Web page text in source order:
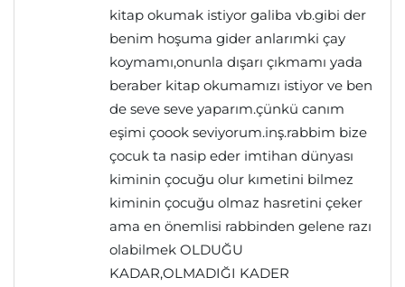
kitap okumak istiyor galiba vb.gibi der
benim hoşuma gider anlarımki çay
koymamı,onunla dışarı çıkmamı yada
beraber kitap okumamızı istiyor ve ben
de seve seve yaparım.çünkü canım
eşimi çoook seviyorum.inş.rabbim bize
çocuk ta nasip eder imtihan dünyası
kiminin çocuğu olur kımetini bilmez
kiminin çocuğu olmaz hasretini çeker
ama en önemlisi rabbinden gelene razı
olabilmek OLDUĞU
KADAR,OLMADIĞI KADER